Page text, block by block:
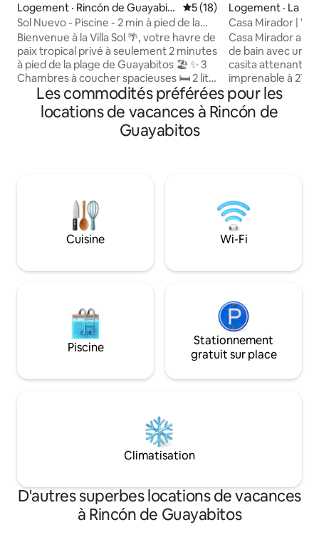
Logement · Rincón de Guayabit
os
Note moyenne de 5 sur 5,
5 (18)
Sol Nuevo - Piscine - 2 min à pied de la
plage
Bienvenue à la Villa Sol 🌴, votre havre de
paix tropical privé à seulement 2 minutes
à pied de la plage de Guayabitos 🏖️ ✨ 3
Chambres à coucher spacieuses 🛏️ 2 lits
très grands (King) et 2 lits grands
(Queen) 🏊‍♂️ Piscine privée 🍹 Bar
extérieur et barbecue 🍽️ Cuisine
entièrement équipée 🌿 Grand jardin et
lumière naturelle et des espaces de vie
ouverts conçus pour la détente. Parfait
pour les familles et les groupes à la
recherche d’intimité.
Logement · La
emba
Casa Mirador |
270 degrés | 4
bain
Casa Mirador a 3
de bain avec une
casita attenante,
imprenable à 270
Jaltemba et Isla
se trouve dans
sécurisée
sur les vastes
vous réveiller
vue
de la mer et les
Les commodités préférées pour les
locations de vacances à Rincón de
Guayabitos
Cuisine Wi-Fi
Piscine
Stationnement
gratuit sur place
Climatisation
D'autres superbes locations de vacances
à Rincón de Guayabitos